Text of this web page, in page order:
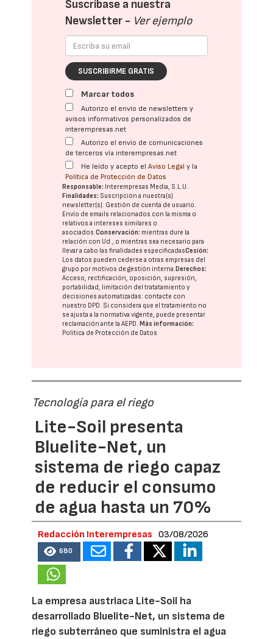
Suscríbase a nuestra
Newsletter - Ver ejemplo
SUSCRIBIRME GRATIS
Marcar todos
Autorizo el envío de newsletters y
avisos informativos personalizados de
interempresas.net
Autorizo el envío de comunicaciones
de terceros vía interempresas.net
He leído y acepto elAviso Legal y la
Política de Protección de Datos
Responsable: Interempresas Media, S.L.U.
Finalidades: Suscripción a nuestra(s)
newsletter(s). Gestión de cuenta de usuario.
Envío de emails relacionados con la misma o
relativos a intereses similares o
asociados.Conservación: mientras dure la
relación con Ud., o mientras sea necesario para
llevar a cabo las finalidades especificadasCesión:
Los datos pueden cederse a otras empresas del
grupo por motivos de gestión interna. Derechos:
Acceso, rectificación, oposición, supresión,
portabilidad, limitación del tratatamiento y
decisiones automatizadas: contacte con
nuestro DPD. Si considera que el tratamiento no
se ajusta a la normativa vigente, puede presentar
reclamación ante laAEPD. Más información:
Política de Protección de Datos
Tecnología para el riego
Lite-Soil presenta
Bluelite-Net, un
sistema de riego capaz
de reducir el consumo
de agua hasta un 70%
Redacción Interempresas 03/08/2026
680
La empresa austriaca Lite-Soil ha
desarrollado Bluelite-Net, un sistema de
riego subterráneo que suministra el agua